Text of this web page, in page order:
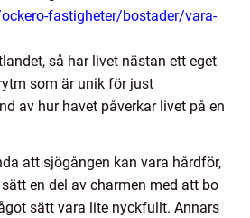
fastigheter/bostader/vara-
så har livet nästan ett eget
som är unik för just
av hur havet påverkar livet på en
att sjögången kan vara hårdför,
en del av charmen med att bo
sätt vara lite nyckfullt. Annars